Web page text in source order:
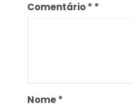
Comentário*
Nome*